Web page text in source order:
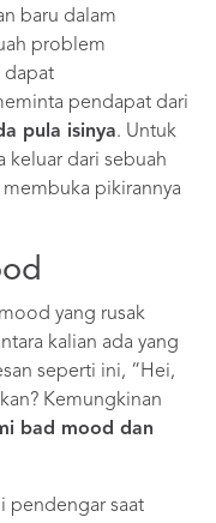
baru dalam
problem
dapat
pendapat dari
pula isinya. Untuk
keluar dari sebuah
pikirannya
yang rusak
kalian ada yang
seperti ini, “Hei,
Kemungkinan
bad mood dan
pendengar saat